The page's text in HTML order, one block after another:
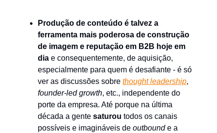
Produção de conteúdo é talvez a
ferramenta mais poderosa de construção
de imagem e reputação em B2B hoje em
dia e consequentemente, de aquisição,
especialmente para quem é desafiante - é só
ver as discussões sobre thought leadership,
founder-led growth, etc., independente do
porte da empresa. Até porque na última
década a gente saturou todos os canais
possíveis e imagináveis de outbounde a